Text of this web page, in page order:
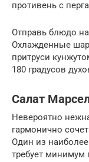
противень с
Отправь блюдо
Охлажденные
притруси
180 градусов
Салат
Невероятно
гармонично
Один из наиболее
требует минимум